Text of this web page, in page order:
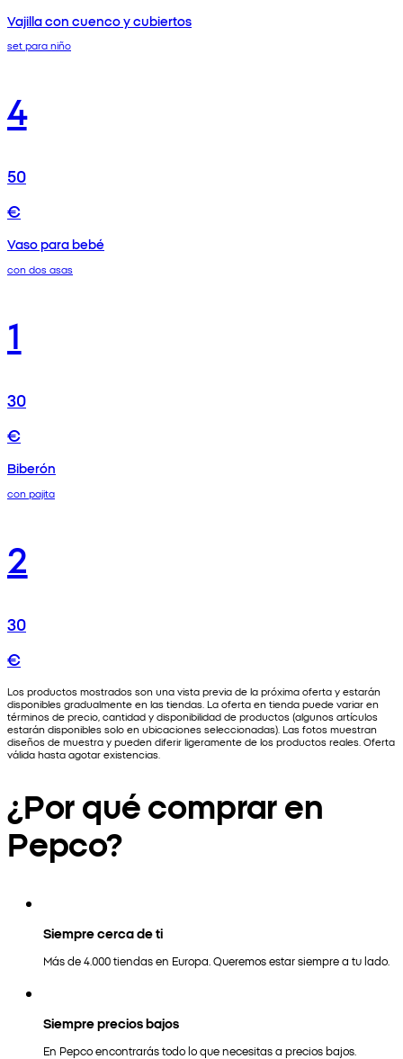
Vajilla con cuenco y cubiertos
set para niño
4
50
€
Vaso para bebé
con dos asas
1
30
€
Biberón
con pajita
2
30
€
Los productos mostrados son una vista previa de la próxima oferta y estarán
disponibles gradualmente en las tiendas. La oferta en tienda puede variar en
términos de precio, cantidad y disponibilidad de productos (algunos artículos
estarán disponibles solo en ubicaciones seleccionadas). Las fotos muestran
diseños de muestra y pueden diferir ligeramente de los productos reales. Oferta
válida hasta agotar existencias.
¿Por qué comprar en
Pepco?
Siempre cerca de ti
Más de 4.000 tiendas en Europa. Queremos estar siempre a tu lado.
Siempre precios bajos
En Pepco encontrarás todo lo que necesitas a precios bajos.